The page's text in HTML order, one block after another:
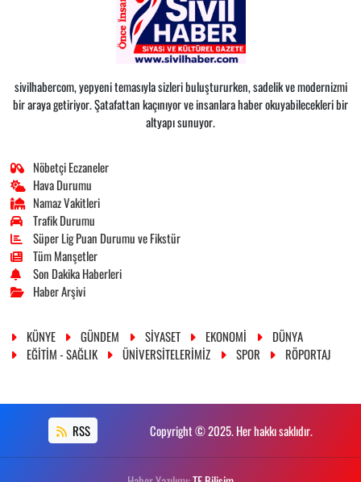
sivilhabercom, yepyeni temasıyla sizleri buluştururken, sadelik ve modernizmi
bir araya getiriyor. Şatafattan kaçınıyor ve insanlara haber okuyabilecekleri bir
altyapı sunuyor.
Nöbetçi Eczaneler
Hava Durumu
Namaz Vakitleri
Trafik Durumu
Süper Lig Puan Durumu ve Fikstür
Tüm Manşetler
Son Dakika Haberleri
Haber Arşivi
KÜNYE GÜNDEM SİYASET EKONOMİ
DÜNYA
EĞİTİM - SAĞLIK
ÜNİVERSİTELERİMİZ SPOR RÖPORTAJ
RSS Copyright © 2025. Her hakkı saklıdır.